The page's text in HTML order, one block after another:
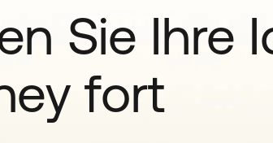
Sie Ihre
fort